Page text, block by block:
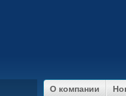
О компании